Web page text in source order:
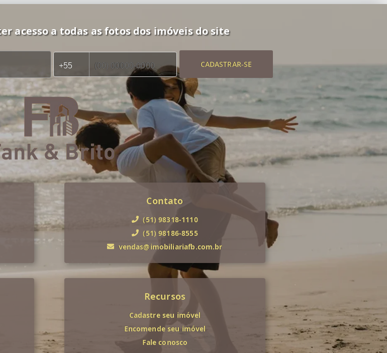
acesso a todas as fotos dos imóveis do site
CADASTRAR-SE
Contato
(51) 98318-1110
(51) 98186-8555
vendas@imobiliariafb.com.br
Recursos
Cadastre seu imóvel
Encomende seu imóvel
Fale conosco